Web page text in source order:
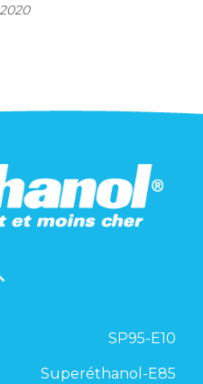
SP95-E10
Superéthanol-E85